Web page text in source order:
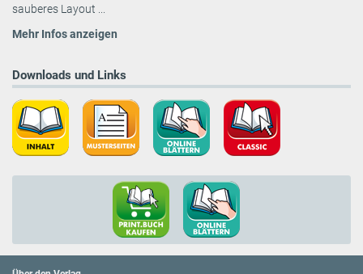
sauberes Layout ...
Mehr Infos anzeigen
Downloads und Links